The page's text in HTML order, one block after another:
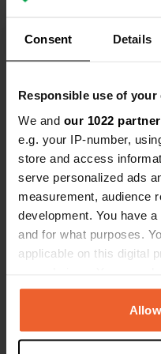
Consent Details
Responsible use of your
We and our 1022
e.g. your IP-number,
store and access
serve personalized ads
measurement, audience
development. You have
and for what purposes.
applicable on this digital
any time from the
the Privacy trigger icon.
sanitaires sont
commodités pour
vidange des eaux
juste à l'extérieur du
un endroit
courte halte afin de
douche, se laver et
camping-car en état,
l'avons pas choisi
prolongé.
Es-tu
Contact
Emplacement
7600, Levanger,